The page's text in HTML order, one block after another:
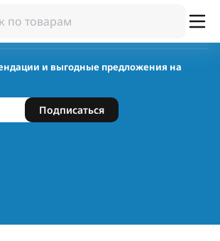
и выгодные предложения на
Подписаться